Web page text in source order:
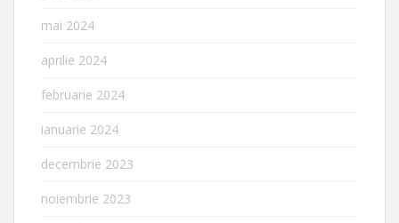
mai 2024
aprilie 2024
februarie 2024
ianuarie 2024
decembrie 2023
noiembrie 2023